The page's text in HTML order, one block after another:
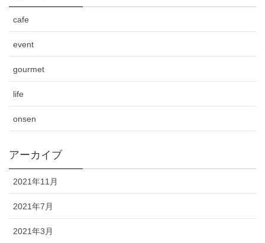
cafe
event
gourmet
life
onsen
アーカイブ
2021年11月
2021年7月
2021年3月